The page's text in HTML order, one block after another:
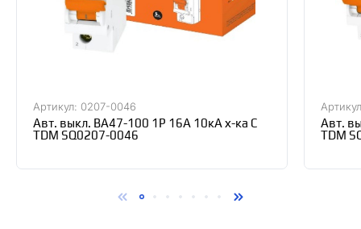
Артикул: 0207-0046
Авт. выкл. ВА47-100 1Р 16А 10кА х-ка С
TDM SQ0207-0046
Авт.
TDM